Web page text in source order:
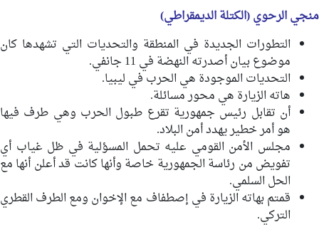
منجي الرحوي (الكتلة الديمقراطي)
التطورات الجديدة في المنطقة والتحديات التي تشهدها كان
موضوع بيان أصدرته النهضة في 11 جانفي.
التحديات الموجودة هي الحرب في ليبيا.
هاته الزيارة هي محور مسائلة.
أن تقابل رئيس جمهورية تقرع طبول الحرب وهي طرف فيها
هو أمر خطير يهدد أمن البلاد.
مجلس الأمن القومي عليه تحمل المسؤلية في ظل غياب أي
تفويض من رئاسة الجمهورية خاصة وأنها كانت قد أعلن أنها مع
الحل السلمي.
قمتم بهاته الزيارة في إصطفاف مع الإخوان ومع الطرف القطري
التركي.